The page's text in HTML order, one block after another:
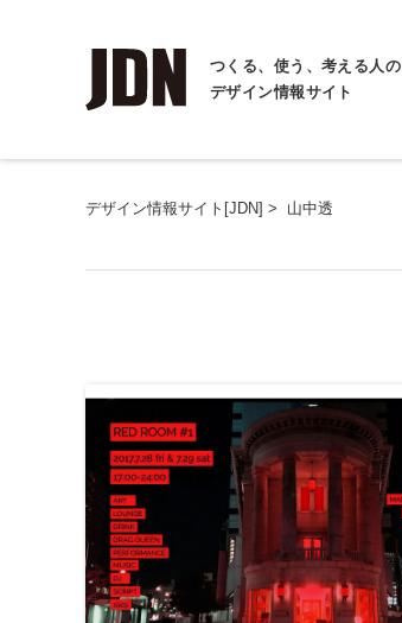
つくる、使う、考える人の
デザイン情報サイト
デザイン情報サイト[JDN] > 山中透